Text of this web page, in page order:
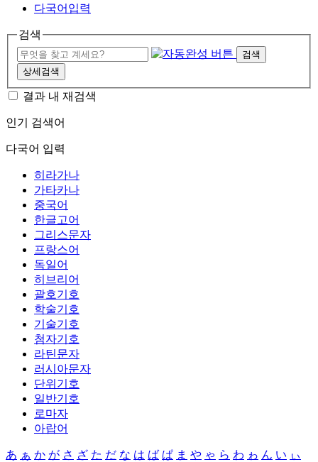
다국어입력
검색
검색
상세검색
결과 내 재검색
인기 검색어
다국어 입력
히라가나
가타카나
중국어
한글고어
그리스문자
프랑스어
독일어
히브리어
괄호기호
학술기호
기술기호
첨자기호
라틴문자
러시아문자
단위기호
일반기호
로마자
아랍어
あ ぁ か が さ ざ た だ な は ば ぱ ま や ゃ ら わ ゎ ん い ぃ